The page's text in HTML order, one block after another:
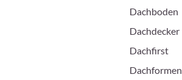
Dachboden
Dachdecker
Dachfirst
Dachformen